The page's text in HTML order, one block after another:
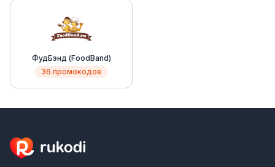
ФудБэнд (FoodBand)
36 промокодов